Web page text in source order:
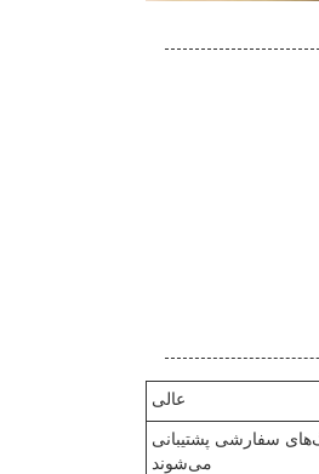
عالی
سفارشی پشتیبانی
می‌شوند